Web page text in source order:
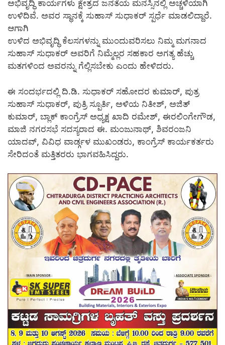
ಅಭಿವೃದ್ಧಿ ಕಾರ್ಯಗಳು ಕ್ಷೇತ್ರದ ಜನತೆಯ ಮನಸ್ಸಿನಲ್ಲಿ ಅಚ್ಚಳಿಯಾಗಿ
ಉಳಿದಿವೆ. ಅವರ ಸ್ಥಾನಕ್ಕೆ ಸುಹಾಸ್ ಸುಧಾಕರ್ ಸ್ಪರ್ಧೆ ಮಾಡಲಿದ್ದಾರೆ.
ಆಗಾಗಿ
ಉಳಿದ ಅಭಿವೃದ್ಧಿ ಕೆಲಸಗಳನ್ನು ಮುಂದುವರಿಸಲು ನಿಮ್ಮ ಮಗನಾದ
ಸುಹಾಸ್ ಸುಧಾಕರ್ ಅವರಿಗೆ ನಿಮ್ಮೆಲ್ಲರ ಸಹಕಾರ ಅಗತ್ಯ ಹೆಚ್ಚು
ಮತಗಳಿಂದ ಅವರನ್ನು ಗೆಲ್ಲಿಸಬೇಕು ಎಂದು ಹೇಳಿದರು.
ಈ ಸಂದರ್ಭದಲ್ಲಿ ದಿ.ಡಿ. ಸುಧಾಕರ್ ಸಹೋದರ ಕುಮಾರ್, ಪುತ್ರ
ಸುಹಾಸ್ ಸುಧಾಕರ್, ಪುತ್ರಿ ಸ್ಪೂರ್ತಿ, ಅಳಿಯ ನಿತೀಶ್, ಅಜಿತ್
ಕುಮಾರ್, ಬ್ಲಾಕ್ ಕಾಂಗ್ರೆಸ್ ಅಧ್ಯಕ್ಷ ಖಾದಿ ರಮೇಶ್, ಈರಲಿಂಗೇಗೌಡ,
ಮಾಜಿ ನಗರಸಭೆ ಸದಸ್ಯರಾದ ಈ. ಮಂಜುನಾಥ್, ಶಿವರಂಜನಿ
ಯಾದವ್, ವಿವಿಧ ವಾರ್ಡ್ಗಳ ಮುಖಂಡರು, ಕಾಂಗ್ರೆಸ್ ಕಾರ್ಯಕರ್ತರು
ಸೇರಿದಂತೆ ಮತ್ತಿತರರು ಭಾಗವಹಿಸಿದ್ದರು.